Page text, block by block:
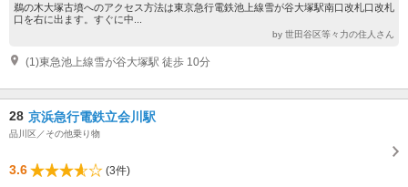
鵜の木大塚古墳へのアクセス方法は東京急行電鉄池上線雪が谷大塚駅南口改札口改札
口を右に出ます。すぐに中...
by 世田谷区等々力の住人さん
(1)東急池上線雪が谷大塚駅 徒歩 10分
28 京浜急行電鉄立会川駅
品川区／その他乗り物
3.6 (3件)